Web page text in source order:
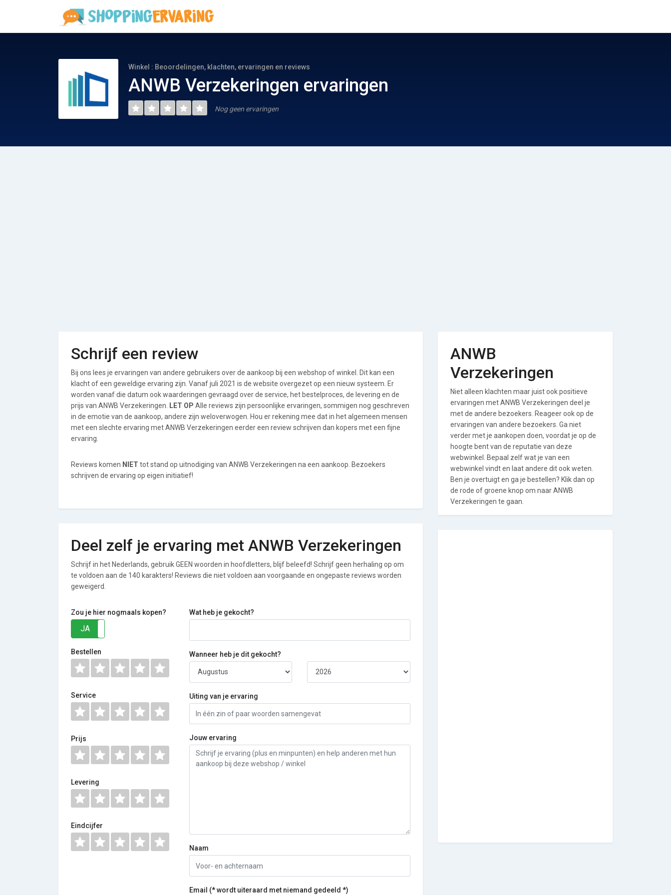
Winkel : Beoordelingen, klachten, ervaringen en reviews
ANWB Verzekeringen ervaringen
Nog geen ervaringen
Schrijf een review
Bij ons lees je ervaringen van andere gebruikers over de aankoop bij een webshop of winkel. Dit kan een
klacht of een geweldige ervaring zijn. Vanaf juli 2021 is de website overgezet op een nieuw systeem. Er
worden vanaf die datum ook waarderingen gevraagd over de service, het bestelproces, de levering en de
prijs van ANWB Verzekeringen.
LET OP Alle reviews zijn persoonlijke ervaringen, sommigen nog geschreven
in de emotie van de aankoop, andere zijn weloverwogen. Hou er rekening mee dat in het algemeen mensen
met een slechte ervaring met ANWB Verzekeringen eerder een review schrijven dan kopers met een fijne
ervaring.
Reviews komen NIET tot stand op uitnodiging van ANWB Verzekeringen na een aankoop. Bezoekers
schrijven de ervaring op eigen initiatief!
Deel zelf je ervaring met ANWB Verzekeringen
Schrijf in het Nederlands, gebruik GEEN woorden in hoofdletters, blijf beleefd! Schrijf geen herhaling op om
te voldoen aan de 140 karakters! Reviews die niet voldoen aan voorgaande en ongepaste reviews worden
geweigerd.
Zou je hier nogmaals kopen?
JA
Bestellen
Service
Prijs
Levering
Eindcijfer
Wat heb je gekocht?
Wanneer heb je dit gekocht?
Uiting van je ervaring
Jouw ervaring
Naam
Email (* wordt uiteraard met niemand gedeeld *)
ANWB
Verzekeringen
Niet alleen klachten maar juist ook positieve
ervaringen met ANWB Verzekeringen deel je
met de andere bezoekers. Reageer ook op de
ervaringen van andere bezoekers. Ga niet
verder met je aankopen doen, voordat je op de
hoogte bent van de reputatie van deze
webwinkel. Bepaal zelf wat je van een
webwinkel vindt en laat andere dit ook weten.
Ben je overtuigt en ga je bestellen? Klik dan op
de rode of groene knop om naar ANWB
Verzekeringen te gaan.